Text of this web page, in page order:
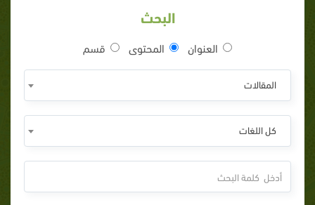
البحث
العنوان المحتوى قسم
المقالات
كل اللغات